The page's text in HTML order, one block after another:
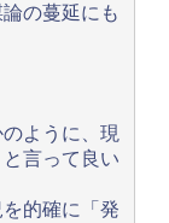
の蔓延にも
ように、現
言って良い
的確に「発